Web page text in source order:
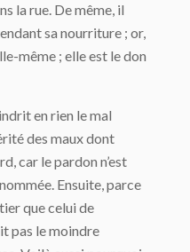
la rue. De même, il
sa nourriture ; or,
même ; elle est le don
en rien le mal
des maux dont
car le pardon n’est
Ensuite, parce
que celui de
pas le moindre